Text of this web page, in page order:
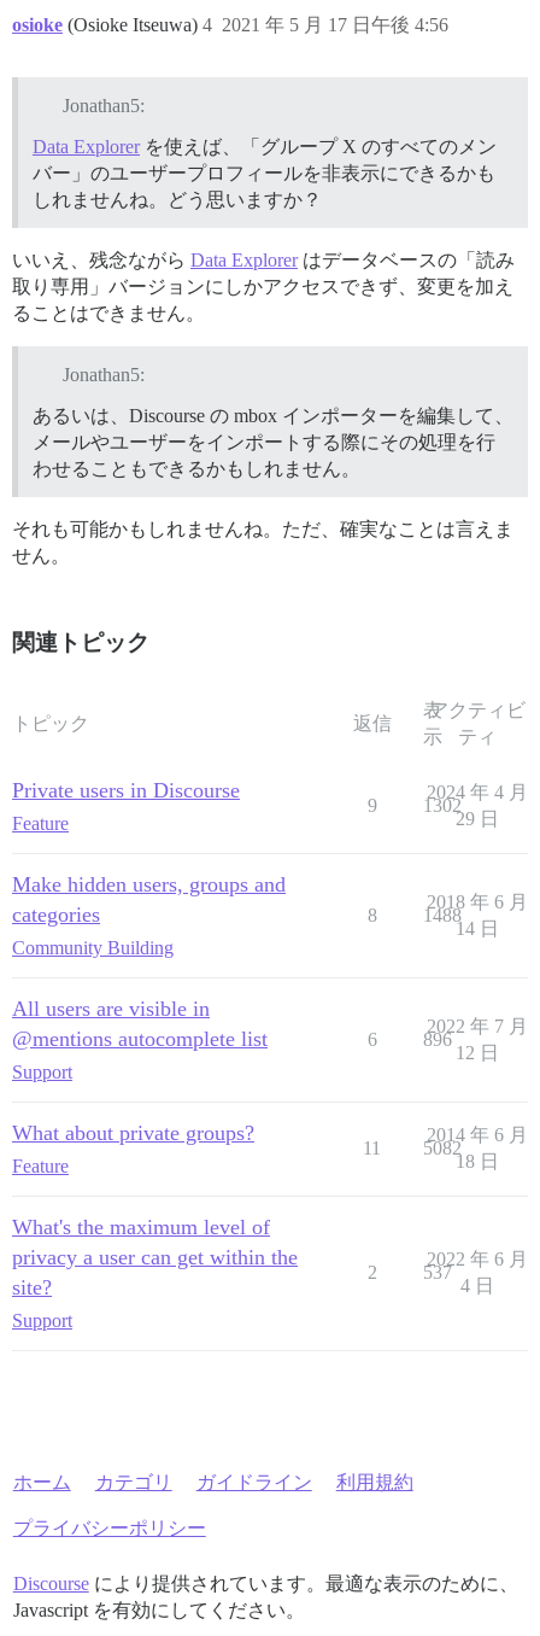
osioke (Osioke Itseuwa) 2021 年 5 月 17 日午後 4:56
4
Jonathan5:
Data Explorerを使えば、「グループ X のすべてのメン
バー」のユーザープロフィールを非表示にできるかも
しれませんね。どう思いますか？
いいえ、残念ながら Data Explorerはデータベースの「読み
取り専用」バージョンにしかアクセスできず、変更を加え
ることはできません。
Jonathan5:
あるいは、Discourse の mbox インポーターを編集して、
メールやユーザーをインポートする際にその処理を行
わせることもできるかもしれません。
それも可能かもしれませんね。ただ、確実なことは言えま
せん。
関連トピック
トピック 返信
表
示
アクティビ
ティ
Private users in Discourse
Feature
9 1302
2024 年 4 月
29 日
Make hidden users, groups and
categories
Community Building
8 1488
2018 年 6 月
14 日
All users are visible in
@mentions autocomplete list
Support
6 896
2022 年 7 月
12 日
What about private groups?
Feature
11 5082
2014 年 6 月
18 日
What's the maximum level of
privacy a user can get within the
site?
Support
2 537
2022 年 6 月
4 日
ホーム カテゴリ ガイドライン 利用規約
プライバシーポリシー
Discourseにより提供されています。最適な表示のために、
Javascript を有効にしてください。